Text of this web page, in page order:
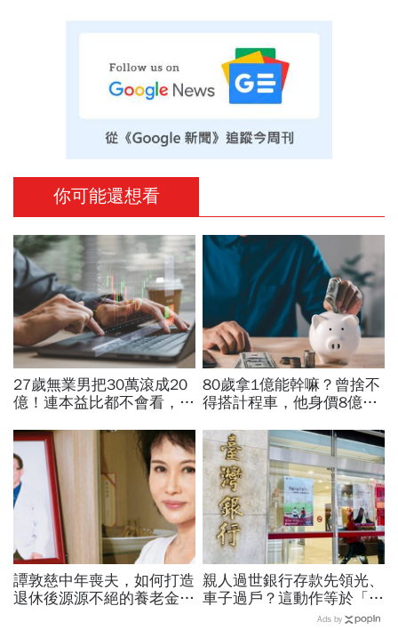
你可能還想看
27歲無業男把30萬滾成20
億！連本益比都不會看，氣
翻1萬倍的秘訣「年輕又
窮」
80歲拿1億能幹嘛？曾捨不
得搭計程車，他身價8億後
期」：這3件事花錢別手軟
譚敦慈中年喪夫，如何打造
退休後源源不絕的養老金？
親人過世銀行存款先領光、
車子過戶？這動作等於「叫
國稅局來查」，踩3大地雷
Ads by